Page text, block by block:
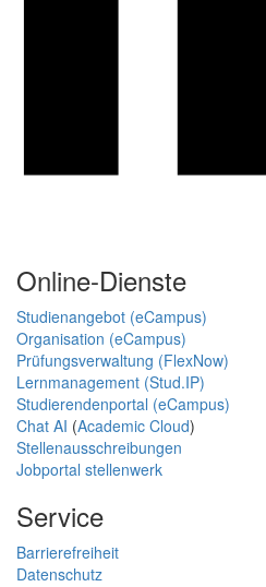
Online-Dienste
Studienangebot (eCampus)
Organisation (eCampus)
Prüfungsverwaltung (FlexNow)
Lernmanagement (Stud.IP)
Studierendenportal (eCampus)
Chat AI (Academic Cloud)
Stellenausschreibungen
Jobportal stellenwerk
Service
Barrierefreiheit
Datenschutz